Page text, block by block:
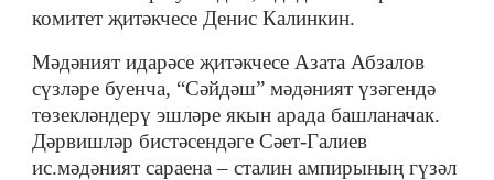
комитет җитәкчесе Денис Калинкин.
Мәдәният идарәсе җитәкчесе Азата Абзалов
сүзләре буенча, “Сәйдәш” мәдәният үзәгендә
төзекләндерү эшләре якын арада башланачак.
Дәрвишләр бистәсендәге Сәет-Галиев
ис.мәдәният сараена – сталин ампирының гүзәл